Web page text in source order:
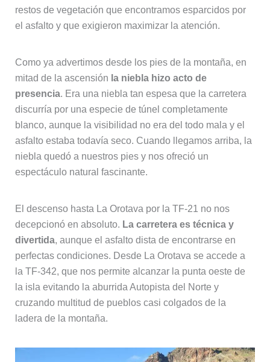
restos de vegetación que encontramos esparcidos por
el asfalto y que exigieron maximizar la atención.
Como ya advertimos desde los pies de la montaña, en
mitad de la ascensión la niebla hizo acto de
presencia. Era una niebla tan espesa que la carretera
discurría por una especie de túnel completamente
blanco, aunque la visibilidad no era del todo mala y el
asfalto estaba todavía seco. Cuando llegamos arriba, la
niebla quedó a nuestros pies y nos ofreció un
espectáculo natural fascinante.
El descenso hasta La Orotava por la TF-21 no nos
decepcionó en absoluto. La carretera es técnica y
divertida, aunque el asfalto dista de encontrarse en
perfectas condiciones. Desde La Orotava se accede a
la TF-342, que nos permite alcanzar la punta oeste de
la isla evitando la aburrida Autopista del Norte y
cruzando multitud de pueblos casi colgados de la
ladera de la montaña.